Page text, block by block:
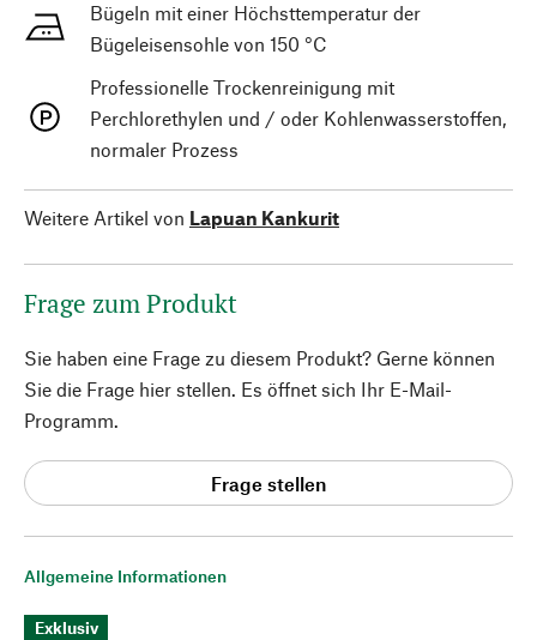
Allgemeine Informationen
Exklusiv
Bügeln mit einer Höchsttemperatur der
Bügeleisensohle von 150 °C
Professionelle Trockenreinigung mit
Perchlorethylen und / oder Kohlenwasserstoffen,
normaler Prozess
Weitere Artikel von Lapuan Kankurit
Frage zum Produkt
Sie haben eine Frage zu diesem Produkt? Gerne können
Sie die Frage hier stellen. Es öffnet sich Ihr E-Mail-
Programm.
Frage stellen